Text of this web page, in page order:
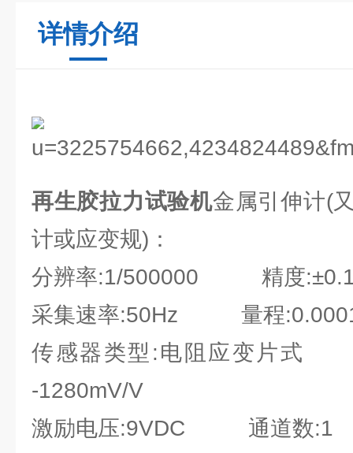
详情介绍
再生胶拉力试验机金属引伸计(
计或应变规)：
分辨率:1/500000 精度
采集速率:50Hz 量程
传感器类型:电阻应变片式
-1280mV/V
激励电压:9VDC 通道数:1